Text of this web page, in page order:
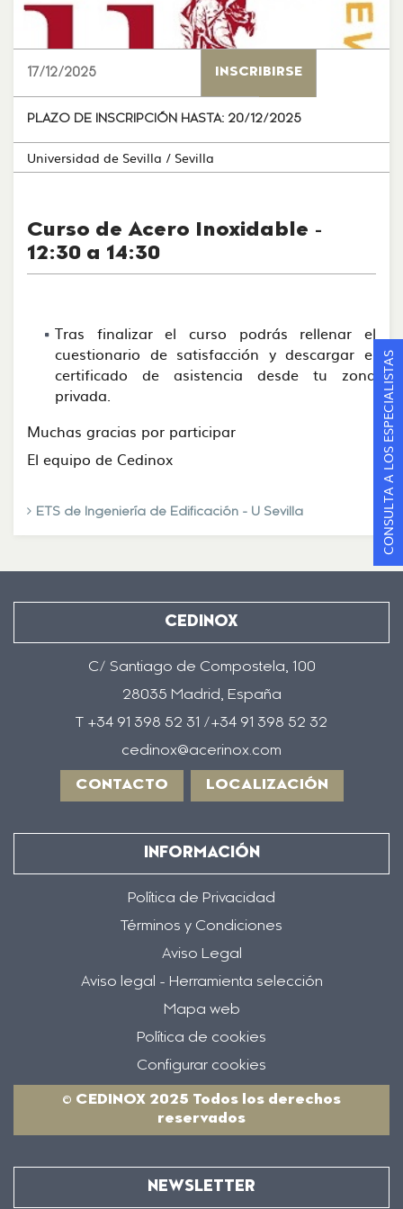
17/12/2025 INSCRIBIRSE
PLAZO DE INSCRIPCIÓN HASTA: 20/12/2025
Universidad de Sevilla / Sevilla
Curso de Acero Inoxidable -
12:30 a 14:30
Tras finalizar el curso podrás rellenar el
cuestionario de satisfacción y descargar el
certificado de asistencia desde tu zona
privada.
Muchas gracias por participar
El equipo de Cedinox
ETS de Ingeniería de Edificación - U Sevilla
CEDINOX
C/ Santiago de Compostela, 100
28035 Madrid, España
T +34 91 398 52 31 /+34 91 398 52 32
cedinox@acerinox.com
CONTACTO LOCALIZACIÓN
INFORMACIÓN
Política de Privacidad
Términos y Condiciones
Aviso Legal
Aviso legal - Herramienta selección
Mapa web
Política de cookies
Configurar cookies
© CEDINOX 2025 Todos los derechos
reservados
NEWSLETTER
CONSULTA A LOS ESPECIALISTAS